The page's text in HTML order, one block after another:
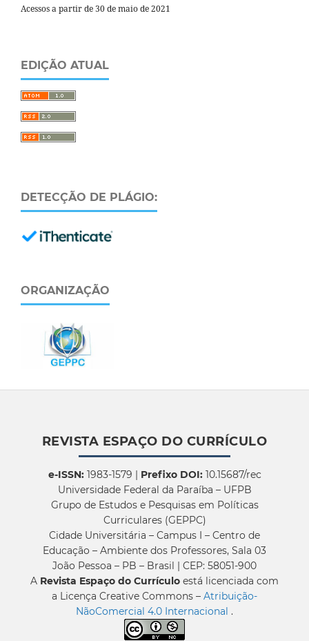
Acessos a partir de 30 de maio de 2021
EDIÇÃO ATUAL
DETECÇÃO DE PLÁGIO:
ORGANIZAÇÃO
REVISTA ESPAÇO DO CURRÍCULO
e-ISSN:1983-1579 | Prefixo DOI:10.15687/rec
Universidade Federal da Paraíba – UFPB
Grupo de Estudos e Pesquisas em Políticas
Curriculares (GEPPC)
Cidade Universitária – Campus I – Centro de
Educação – Ambiente dos Professores, Sala 03
João Pessoa – PB – Brasil | CEP: 58051-900
A Revista Espaço do Currículo está licenciada com
a Licença Creative Commons – Atribuição-
NãoComercial 4.0 Internacional .